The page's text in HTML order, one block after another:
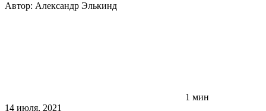
Автор: Александр Элькинд
1 мин
14 июля, 2021